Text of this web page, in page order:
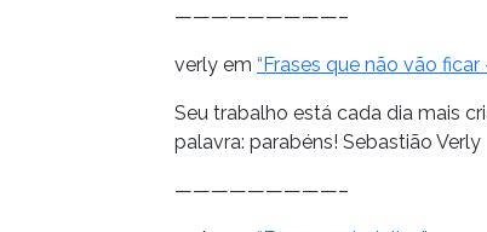
—————————–
verly em “Frases que não vão ficar
Seu trabalho está cada dia mais
palavra: parabéns! Sebastião Verly
—————————–